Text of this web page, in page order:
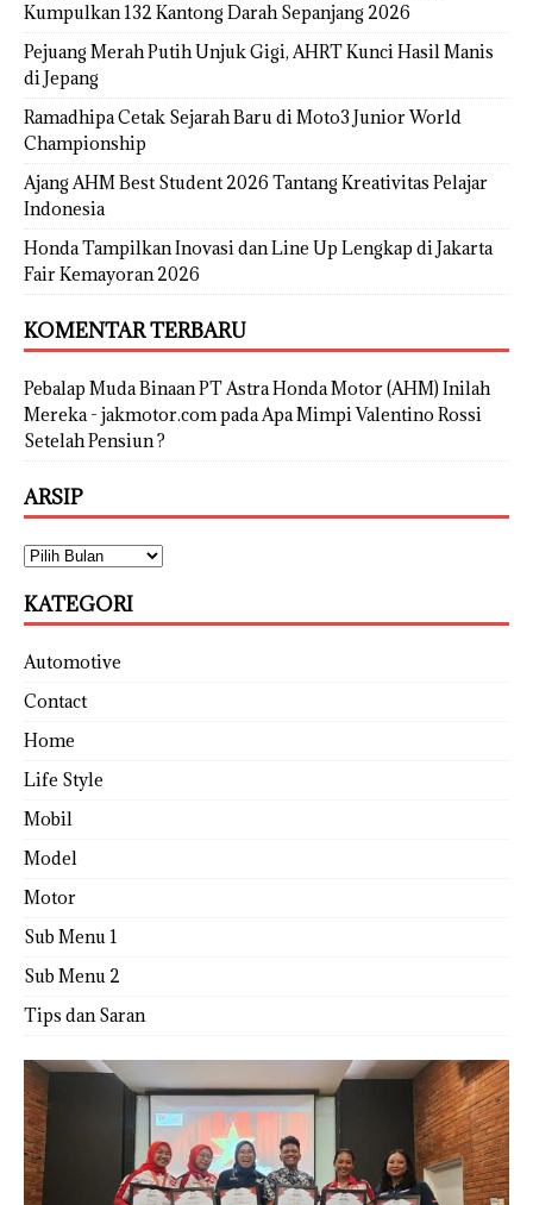
Kumpulkan 132 Kantong Darah Sepanjang 2026
Pejuang Merah Putih Unjuk Gigi, AHRT Kunci Hasil Manis
di Jepang
Ramadhipa Cetak Sejarah Baru di Moto3 Junior World
Championship
Ajang AHM Best Student 2026 Tantang Kreativitas Pelajar
Indonesia
Honda Tampilkan Inovasi dan Line Up Lengkap di Jakarta
Fair Kemayoran 2026
KOMENTAR TERBARU
Pebalap Muda Binaan PT Astra Honda Motor (AHM) Inilah
Mereka - jakmotor.compadaApa Mimpi Valentino Rossi
Setelah Pensiun ?
ARSIP
KATEGORI
Automotive
Contact
Home
Life Style
Mobil
Model
Motor
Sub Menu 1
Sub Menu 2
Tips dan Saran